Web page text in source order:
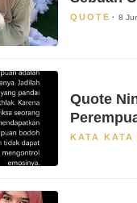
QUOTE 8
Quote
KATA KATA